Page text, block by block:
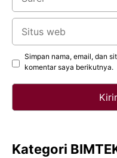
Simpan nama, email, dan
komentar saya berikutnya.
Kategori